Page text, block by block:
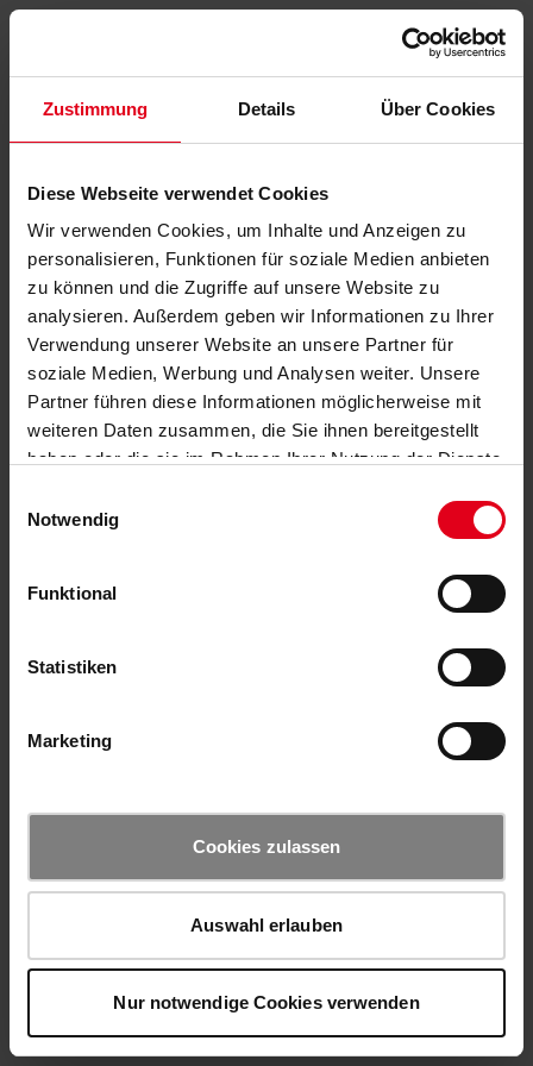
Zustimmung Details Über Cookies
Diese Webseite verwendet Cookies
Wir verwenden Cookies, um Inhalte und Anzeigen zu
personalisieren, Funktionen für soziale Medien anbieten
zu können und die Zugriffe auf unsere Website zu
analysieren. Außerdem geben wir Informationen zu Ihrer
Verwendung unserer Website an unsere Partner für
soziale Medien, Werbung und Analysen weiter. Unsere
Partner führen diese Informationen möglicherweise mit
weiteren Daten zusammen, die Sie ihnen bereitgestellt
haben oder die sie im Rahmen Ihrer Nutzung der Dienste
Notwendig
Funktional
Statistiken
Marketing
Cookies zulassen
Auswahl erlauben
Nur notwendige Cookies verwenden